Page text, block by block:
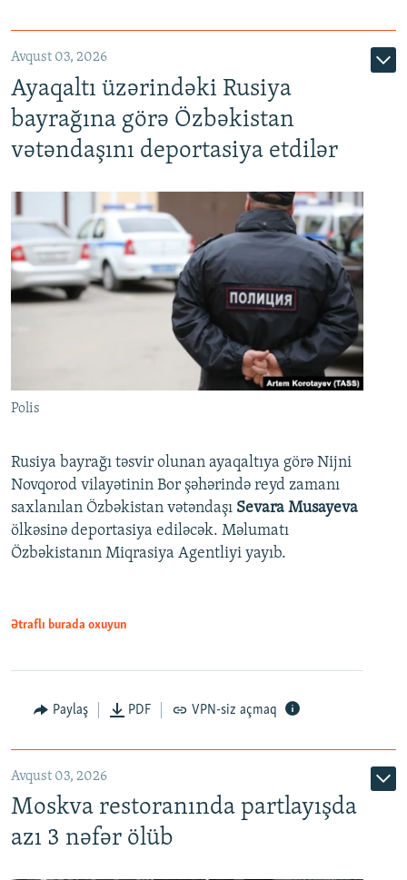
Avqust 03, 2026
Ayaqaltı üzərindəki Rusiya
bayrağına görə Özbəkistan
vətəndaşını deportasiya etdilər
Polis
Rusiya bayrağı təsvir olunan ayaqaltıya görə Nijni
Novqorod vilayətinin Bor şəhərində reyd zamanı
saxlanılan Özbəkistan vətəndaşı Sevara Musayeva
ölkəsinə deportasiya ediləcək. Məlumatı
Özbəkistanın Miqrasiya Agentliyi yayıb.
Ətraflı burada oxuyun
Paylaş PDF VPN-siz açmaq
Avqust 03, 2026
Moskva restoranında partlayışda
azı 3 nəfər ölüb